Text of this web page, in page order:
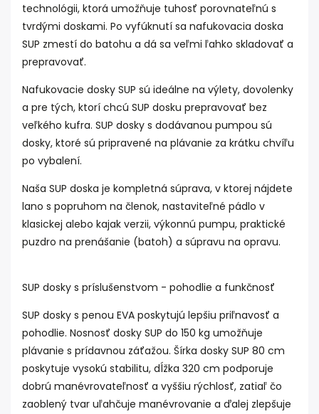
technológii, ktorá umožňuje tuhosť porovnateľnú s
tvrdými doskami. Po vyfúknutí sa nafukovacia doska
SUP zmestí do batohu a dá sa veľmi ľahko skladovať a
prepravovať.
Nafukovacie dosky SUP sú ideálne na výlety, dovolenky
a pre tých, ktorí chcú SUP dosku prepravovať bez
veľkého kufra. SUP dosky s dodávanou pumpou sú
dosky, ktoré sú pripravené na plávanie za krátku chvíľu
po vybalení.
Naša SUP doska je kompletná súprava, v ktorej nájdete
lano s popruhom na členok, nastaviteľné pádlo v
klasickej alebo kajak verzii, výkonnú pumpu, praktické
puzdro na prenášanie (batoh) a súpravu na opravu.
SUP dosky s príslušenstvom - pohodlie a funkčnosť
SUP dosky s penou EVA poskytujú lepšiu priľnavosť a
pohodlie. Nosnosť dosky SUP do 150 kg umožňuje
plávanie s prídavnou záťažou. Šírka dosky SUP 80 cm
poskytuje vysokú stabilitu, dĺžka 320 cm podporuje
dobrú manévrovateľnosť a vyššiu rýchlosť, zatiaľ čo
zaoblený tvar uľahčuje manévrovanie a ďalej zlepšuje